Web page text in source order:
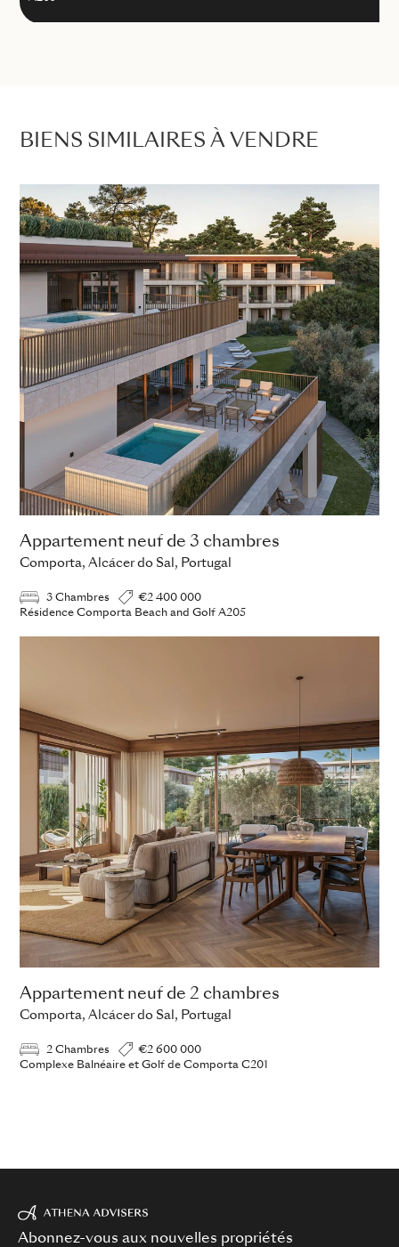
BIENS SIMILAIRES À VENDRE
Appartement neuf de 3 chambres
Comporta, Alcácer do Sal, Portugal
3 Chambres
€2 400 000
Résidence Comporta Beach and Golf A205
Appartement neuf de 2 chambres
Comporta, Alcácer do Sal, Portugal
2 Chambres
€2 600 000
Complexe Balnéaire et Golf de Comporta C201
Abonnez-vous aux nouvelles propriétés